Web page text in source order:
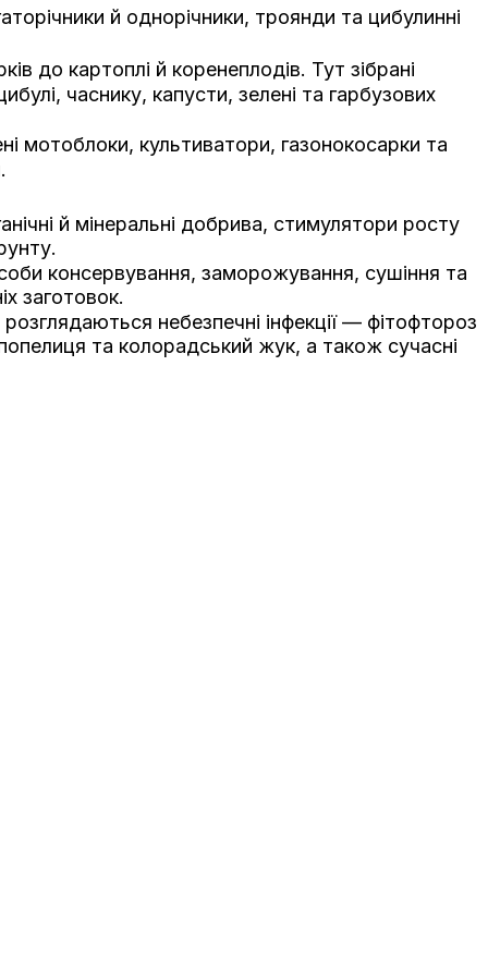
й однорічники, троянди та цибулинні
до картоплі й коренеплодів. Тут зібрані
часнику, капусти, зелені та гарбузових
мотоблоки, культиватори, газонокосарки та
й мінеральні добрива, стимулятори росту
консервування, заморожування, сушіння та
заготовок.
небезпечні інфекції — фітофтороз
та колорадський жук, а також сучасні